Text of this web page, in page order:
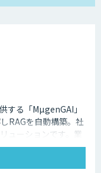
する「MµgenGAI」
RAGを自動構築。社
ューションです。業
します。